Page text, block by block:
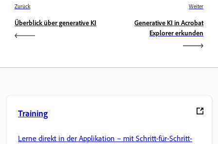
Zurück
Überblick über generative KI
Weiter
Generative KI in Acrobat
Explorer erkunden
Training
Lerne direkt in der Applikation – mit Schritt-für-Schritt-